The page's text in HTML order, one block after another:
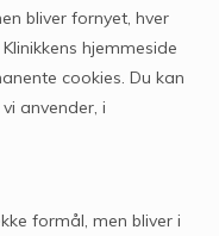
bliver fornyet, hver
hjemmeside
cookies. Du kan
anvender, i
formål, men bliver i